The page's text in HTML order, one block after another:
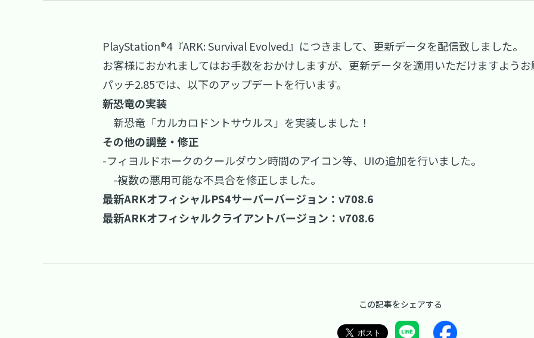
PlayStation®4『ARK: Survival Evolved』につきまして、更新データを配信致しました。
お客様におかれましてはお手数をおかけしますが、更新データを適用いただけますようお
パッチ2.85では、以下のアップデートを行います。
新恐竜の実装
新恐竜「カルカロドントサウルス」を実装しました！
その他の調整・修正
-フィヨルドホークのクールダウン時間のアイコン等、UIの追加を行いました。
-複数の悪用可能な不具合を修正しました。
最新ARKオフィシャルPS4サーバーバージョン：v708.6
最新ARKオフィシャルクライアントバージョン：v708.6
この記事をシェアする